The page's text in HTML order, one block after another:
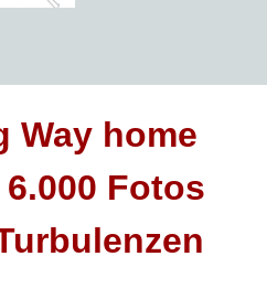
Way home
Fotos